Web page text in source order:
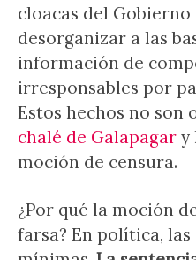
cloacas del
desorganizar a las
información de
irresponsables por
Estos hechos no son
chalé de Galapagar y
moción de censura.
¿Por qué la moción
farsa? En política,